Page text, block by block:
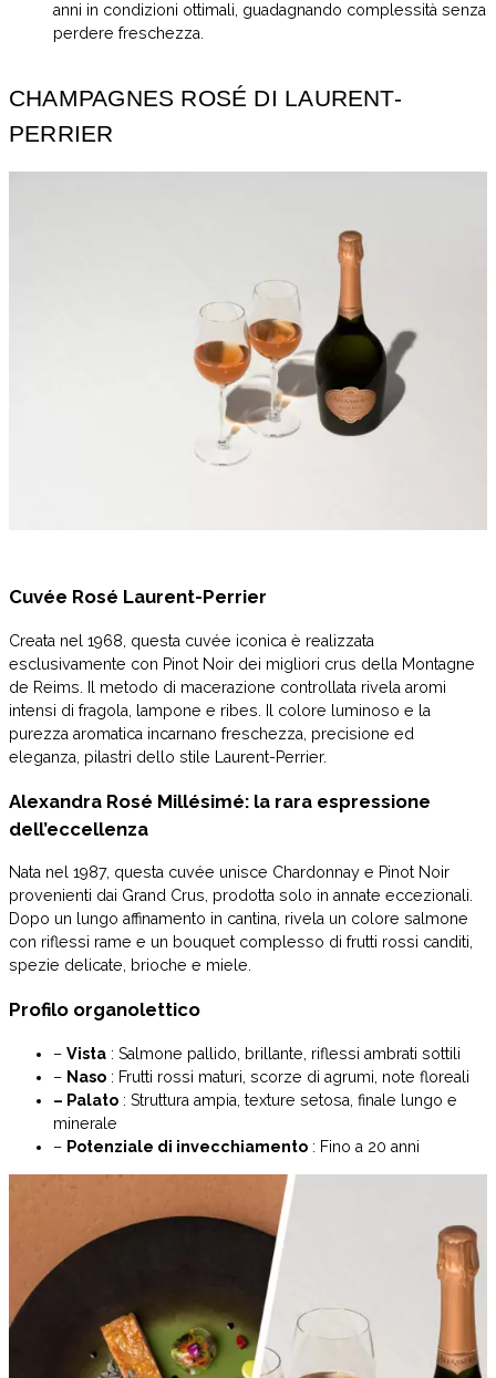
anni in condizioni ottimali, guadagnando complessità senza
perdere freschezza.
CHAMPAGNES ROSÉ DI LAURENT-
PERRIER
Cuvée Rosé Laurent-Perrier
Creata nel 1968, questa cuvée iconica è realizzata
esclusivamente con Pinot Noir dei migliori crus della Montagne
de Reims. Il metodo di macerazione controllata rivela aromi
intensi di fragola, lampone e ribes. Il colore luminoso e la
purezza aromatica incarnano freschezza, precisione ed
eleganza, pilastri dello stile Laurent-Perrier.
Alexandra Rosé Millésimé: la rara espressione
dell’eccellenza
Nata nel 1987, questa cuvée unisce Chardonnay e Pinot Noir
provenienti dai Grand Crus, prodotta solo in annate eccezionali.
Dopo un lungo affinamento in cantina, rivela un colore salmone
con riflessi rame e un bouquet complesso di frutti rossi canditi,
spezie delicate, brioche e miele.
Profilo organolettico
– Vista : Salmone pallido, brillante, riflessi ambrati sottili
– Naso : Frutti rossi maturi, scorze di agrumi, note floreali
– Palato : Struttura ampia, texture setosa, finale lungo e
minerale
– Potenziale di invecchiamento : Fino a 20 anni